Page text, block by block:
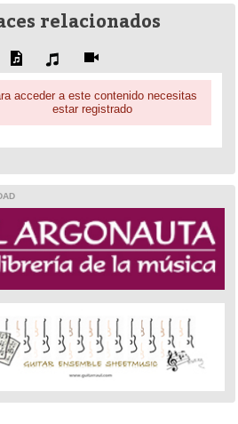
relacionados
acceder a este contenido necesitas
estar registrado